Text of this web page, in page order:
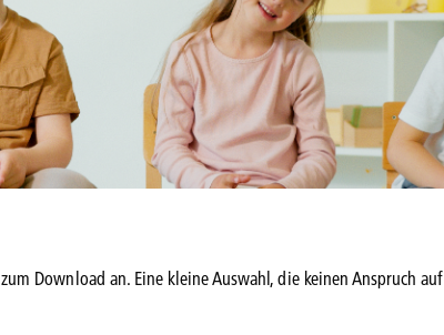
Download an. Eine kleine Auswahl, die keinen Anspruch auf